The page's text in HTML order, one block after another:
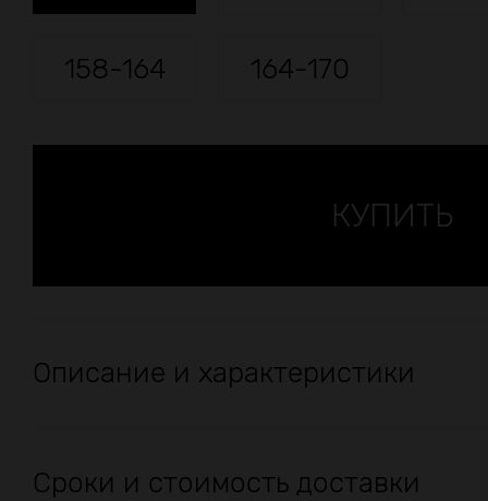
158-164 164-170
Описание и характеристики
Сроки и стоимость доставки